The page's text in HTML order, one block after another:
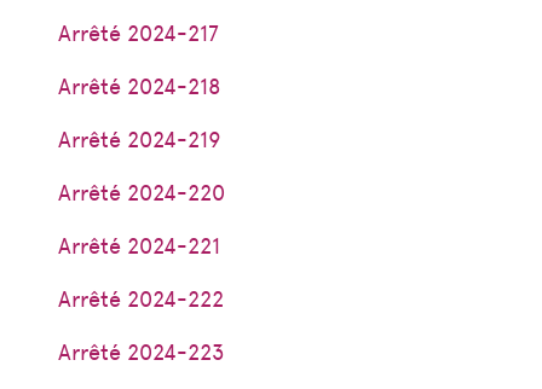
Arrêté 2024-217
Arrêté 2024-218
Arrêté 2024-219
Arrêté 2024-220
Arrêté 2024-221
Arrêté 2024-222
Arrêté 2024-223